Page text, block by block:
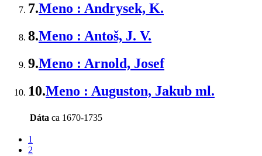
7.Meno : Andrysek, K.
8.Meno : Antoš, J. V.
9.Meno : Arnold, Josef
10.Meno : Auguston, Jakub ml.
Dáta ca 1670-1735
1
2